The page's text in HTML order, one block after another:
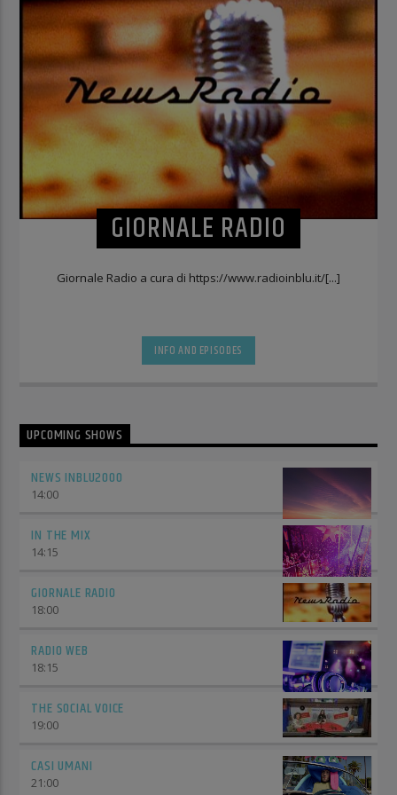
GIORNALE RADIO
Giornale Radio a cura di https://www.radioinblu.it/[...]
INFO AND EPISODES
UPCOMING SHOWS
NEWS INBLU2000
14:00
IN THE MIX
14:15
GIORNALE RADIO
18:00
RADIO WEB
18:15
THE SOCIAL VOICE
19:00
CASI UMANI
21:00